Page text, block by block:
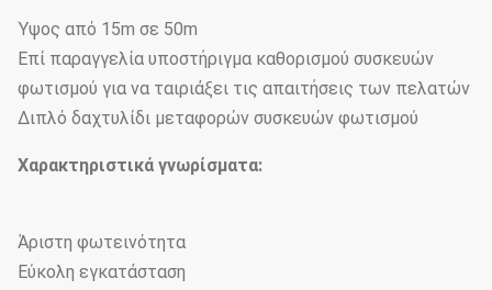
Ύψος από 15m σε 50m
Επί παραγγελία υποστήριγμα καθορισμού συσκευών
φωτισμού για να ταιριάξει τις απαιτήσεις των πελατών
Διπλό δαχτυλίδι μεταφορών συσκευών φωτισμού
Χαρακτηριστικά γνωρίσματα:
Άριστη φωτεινότητα
Εύκολη εγκατάσταση